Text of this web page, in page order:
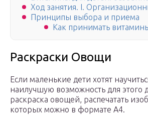
Ход занятия. I.
Принципы выбора и приема
Как принимать
Раскраски Овощи
Если маленькие дети хотят
наилучшую возможность для этого
раскраска овощей, распечатать
которых можно в формате А4.